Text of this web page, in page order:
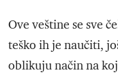
Ove veštine se sve
teško ih je naučiti,
oblikuju način na